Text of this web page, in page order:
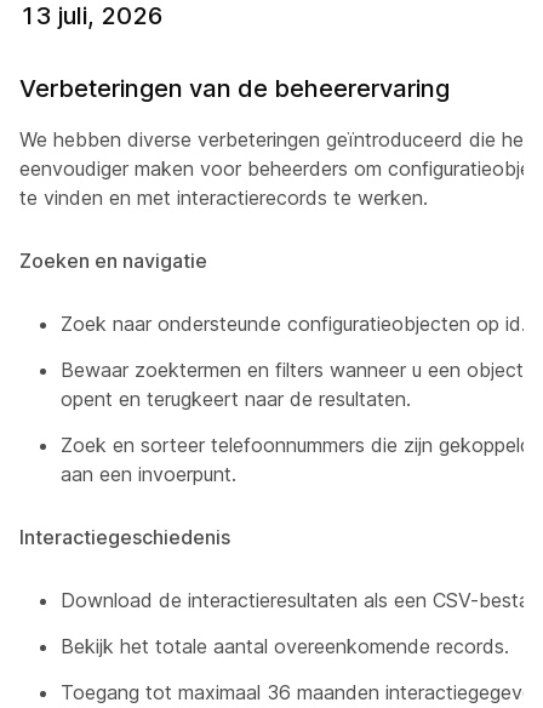
13 juli, 2026
Verbeteringen van de beheerervaring
We hebben diverse verbeteringen geïntroduceerd die het
eenvoudiger maken voor beheerders om
te vinden en met interactierecords te werken.
Zoeken en navigatie
Zoek naar ondersteunde configuratieobjecten op id.
Bewaar zoektermen en filters wanneer u een object
opent en terugkeert naar de resultaten.
Zoek en sorteer telefoonnummers die zijn gekoppeld
aan een invoerpunt.
Interactiegeschiedenis
Download de interactieresultaten als een CSV-
Bekijk het totale aantal overeenkomende records.
Toegang tot maximaal 36 maanden